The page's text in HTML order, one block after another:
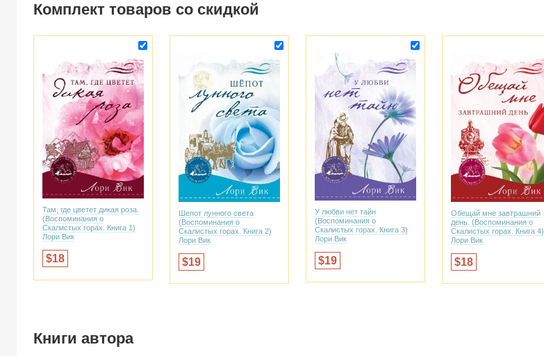
Комплект товаров со скидкой
Там, где цветет дикая роза.
(Воспоминания о
Скалистых горах. Книга 1)
Лори Вик
18
Шепот лунного света
(Воспоминания о
Скалистых горах. Книга 2)
Лори Вик
19
У любви нет тайн
(Воспоминания о
Скалистых горах. Книга 3)
Лори Вик
19
Обещай мне завтрашний
день. (Воспоминания о
Скалистых горах. Книга 4)
Лори Вик
18
Книги автора